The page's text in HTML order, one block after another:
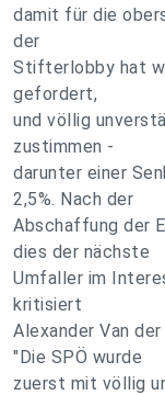
damit für die
der
Stifterlobby hat
gefordert,
und völlig
zustimmen -
darunter einer
2,5%. Nach der
Abschaffung der
dies der nächste
Umfaller im
kritisiert
Alexander Van
"Die SPÖ wurde
zuerst mit völlig